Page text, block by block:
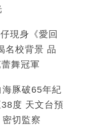
現身《愛回
名校背景 品
舞冠軍
豚破65年紀
度 天文台預
切監察